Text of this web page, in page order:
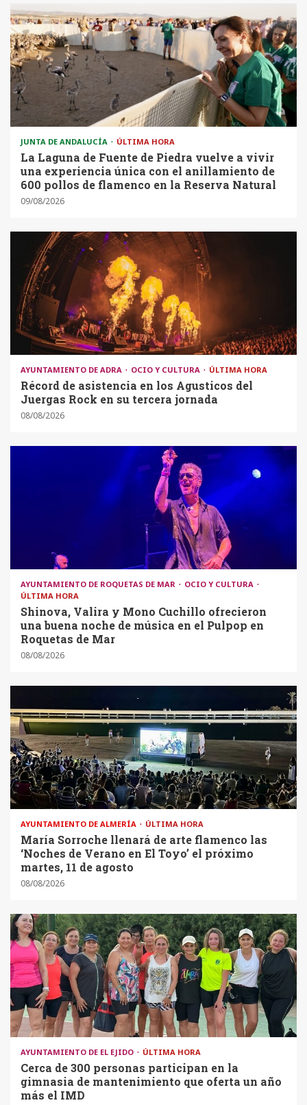
JUNTA DE ANDALUCÍA ÚLTIMA HORA
La Laguna de Fuente de Piedra vuelve a vivir
una experiencia única con el anillamiento de
600 pollos de flamenco en la Reserva Natural
09/08/2026
AYUNTAMIENTO DE ADRA OCIO Y CULTURA ÚLTIMA HORA
Récord de asistencia en los Agusticos del
Juergas Rock en su tercera jornada
08/08/2026
AYUNTAMIENTO DE ROQUETAS DE MAR
OCIO Y CULTURA
ÚLTIMA HORA
Shinova, Valira y Mono Cuchillo ofrecieron
una buena noche de música en el Pulpop en
Roquetas de Mar
08/08/2026
AYUNTAMIENTO DE ALMERÍA ÚLTIMA HORA
María Sorroche llenará de arte flamenco las
‘Noches de Verano en El Toyo’ el próximo
martes, 11 de agosto
08/08/2026
AYUNTAMIENTO DE EL EJIDO ÚLTIMA HORA
Cerca de 300 personas participan en la
gimnasia de mantenimiento que oferta un año
más el IMD